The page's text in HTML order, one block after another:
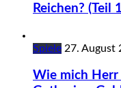
Reichen? (Teil
Spiele 27. August
Wie mich Herr